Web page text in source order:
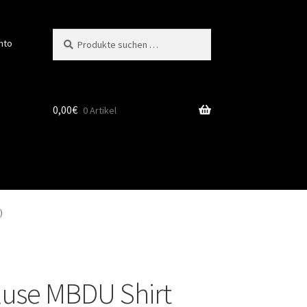
nach:
0,00€ 0 Artikel
MBDU Shirt